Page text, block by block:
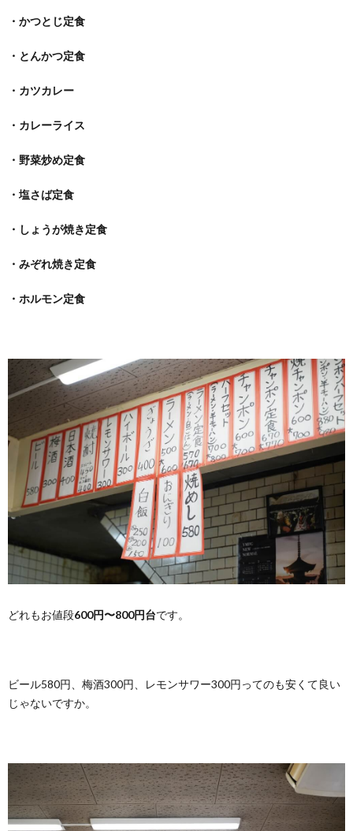
・かつとじ定食
・とんかつ定食
・カツカレー
・カレーライス
・野菜炒め定食
・塩さば定食
・しょうが焼き定食
・みぞれ焼き定食
・ホルモン定食
どれもお値段600円〜800円台です。
ビール580円、梅酒300円、レモンサワー300円ってのも安くて良い
じゃないですか。